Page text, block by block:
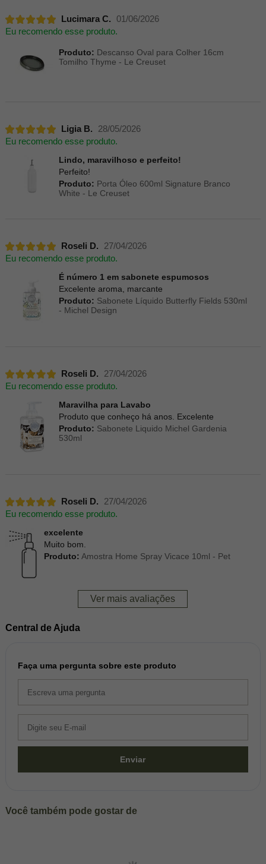
Lucimara C.
01/06/2026
Eu recomendo esse produto.
Produto: Descanso Oval para Colher 16cm
Tomilho Thyme - Le Creuset
Ligia B.
28/05/2026
Eu recomendo esse produto.
Lindo, maravilhoso e perfeito!
Perfeito!
Produto: Porta Óleo 600ml Signature Branco
White - Le Creuset
Roseli D.
27/04/2026
Eu recomendo esse produto.
É número 1 em sabonete espumosos
Excelente aroma, marcante
Produto: Sabonete Líquido Butterfly Fields 530ml
- Michel Design
Roseli D.
27/04/2026
Eu recomendo esse produto.
Maravilha para Lavabo
Produto que conheço há anos. Excelente
Produto: Sabonete Liquido Michel Gardenia
530ml
Roseli D.
27/04/2026
Eu recomendo esse produto.
excelente
Muito bom.
Produto: Amostra Home Spray Vicace 10ml - Pet
Ver mais avaliações
Central de Ajuda
Faça uma pergunta sobre este produto
Enviar
Você também pode gostar de